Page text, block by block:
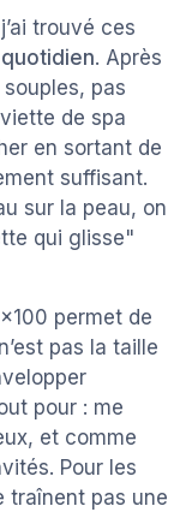
trouvé ces
. Après
pas
de spa
en sortant de
suffisant.
sur la peau, on
qui glisse"
permet de
pas la taille
pour : me
et comme
Pour les
traînent pas une